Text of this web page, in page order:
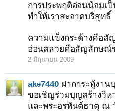
การประพฤติอ่อนน้อมเ
ทำให้เราสะอาดบริสุทธิ์
ความแข็งกระด้างคือ
อ่อนสลวยคือสัญลักษณ์
2 มิถุนายน 2009
ake7440 ฝากกระทู้งา
ขอเชิญร่วมบุญสร้างวิห
และพระอรหันต์ธาตุ ณ
ถัดไป >